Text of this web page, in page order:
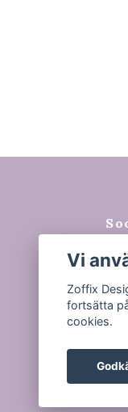
Vi
Zoffix
fortsätta
cookies.